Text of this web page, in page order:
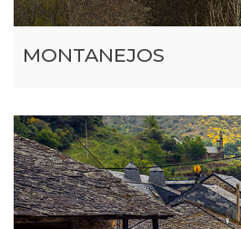
MONTANEJOS